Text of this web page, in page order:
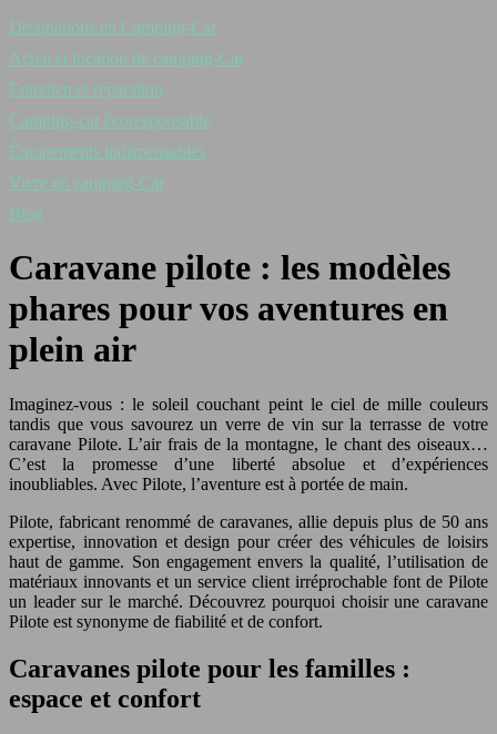
Destinations en Camping-Car
Achat et location de camping-Car
Entretien et réparation
Camping-car écoresponsable
Équipements indispensables
Vivre en camping-Car
Blog
Caravane pilote : les modèles
phares pour vos aventures en
plein air
Imaginez-vous : le soleil couchant peint le ciel de mille couleurs
tandis que vous savourez un verre de vin sur la terrasse de votre
caravane Pilote. L’air frais de la montagne, le chant des oiseaux…
C’est la promesse d’une liberté absolue et d’expériences
inoubliables. Avec Pilote, l’aventure est à portée de main.
Pilote, fabricant renommé de caravanes, allie depuis plus de 50 ans
expertise, innovation et design pour créer des véhicules de loisirs
haut de gamme. Son engagement envers la qualité, l’utilisation de
matériaux innovants et un service client irréprochable font de Pilote
un leader sur le marché. Découvrez pourquoi choisir une caravane
Pilote est synonyme de fiabilité et de confort.
Caravanes pilote pour les familles :
espace et confort